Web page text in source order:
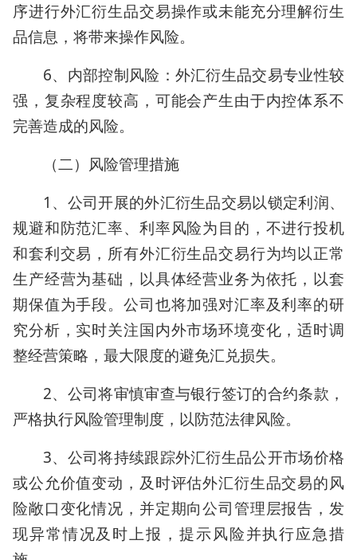
序进行外汇衍生品交易操作或未能充分理解衍生
品信息，将带来操作风险。
6、内部控制风险：外汇衍生品交易专业性较
强，复杂程度较高，可能会产生由于内控体系不
完善造成的风险。
（二）风险管理措施
1、公司开展的外汇衍生品交易以锁定利润、
规避和防范汇率、利率风险为目的，不进行投机
和套利交易，所有外汇衍生品交易行为均以正常
生产经营为基础，以具体经营业务为依托，以套
期保值为手段。公司也将加强对汇率及利率的研
究分析，实时关注国内外市场环境变化，适时调
整经营策略，最大限度的避免汇兑损失。
2、公司将审慎审查与银行签订的合约条款，
严格执行风险管理制度，以防范法律风险。
3、公司将持续跟踪外汇衍生品公开市场价格
或公允价值变动，及时评估外汇衍生品交易的风
险敞口变化情况，并定期向公司管理层报告，发
现异常情况及时上报，提示风险并执行应急措